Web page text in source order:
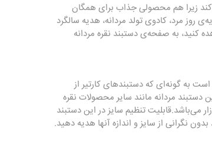
کند زیرا هم محصولی جذاب برای همگان
مرد، کادوی تولد مردانه، هدیه سالگرد
کنید، به صفحه‌یدستبند نقره مردانه
به گونه‌ای که دستبندهای کارتیر از
همچنین نقره این دستبند مردانه مانند سایر محصولات نقره
موجود در بازار می‌باشد.قابلیت تنظیم سایز در این دستبند
بدون نگرانی از سایز و اندازه آنها هدیه دهید.